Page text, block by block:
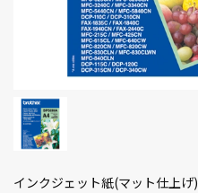
インクジェット紙(マット仕上げ)